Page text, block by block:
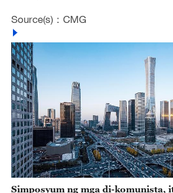
Source(s)：CMG
Simposyum ng mga di-komunista,